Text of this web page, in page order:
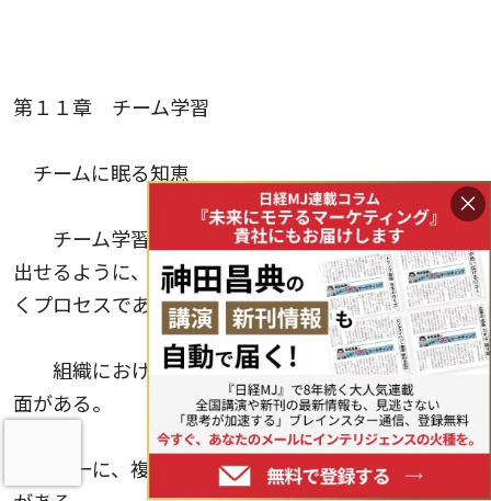
第１１章 チーム学習
チームに眠る知恵
チーム学習とは、メンバーが心から望む結果を
出せるように、チームの能力をそろえ、伸ばしてい
くプロセスである。
組織におけるチーム学習には三つの不可欠な側
面がある。
第一に、複雑な問題を深い洞察力で考える必要
×